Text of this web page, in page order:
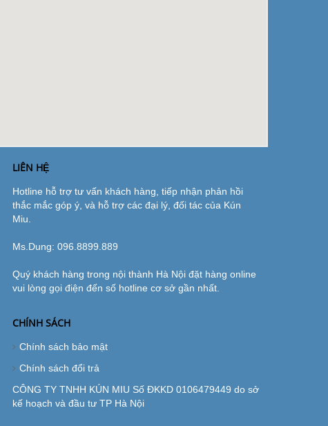
LIÊN HỆ
Hotline hỗ trợ tư vấn khách hàng, tiếp nhận phản hồi
thắc mắc góp ý, và hỗ trợ các đại lý, đối tác của Kún
Miu.
Ms.Dung: 096.8899.889
Quý khách hàng trong nội thành Hà Nội đặt hàng online
vui lòng gọi điện đến số hotline cơ sở gần nhất.
CHÍNH SÁCH
Chính sách bảo mật
Chính sách đổi trả
CÔNG TY TNHH KÚN MIU Số ĐKKD 0106479449 do sở
kế hoạch và đầu tư TP Hà Nội